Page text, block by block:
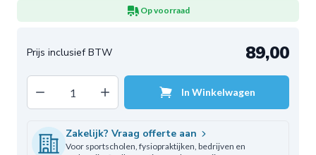
Op voorraad
89,00
Decrease quantityIncrease quantityIn Winkelwagen
Zakelijk? Vraag offerte aan
Voor sportscholen, fysiopraktijken, bedrijven en